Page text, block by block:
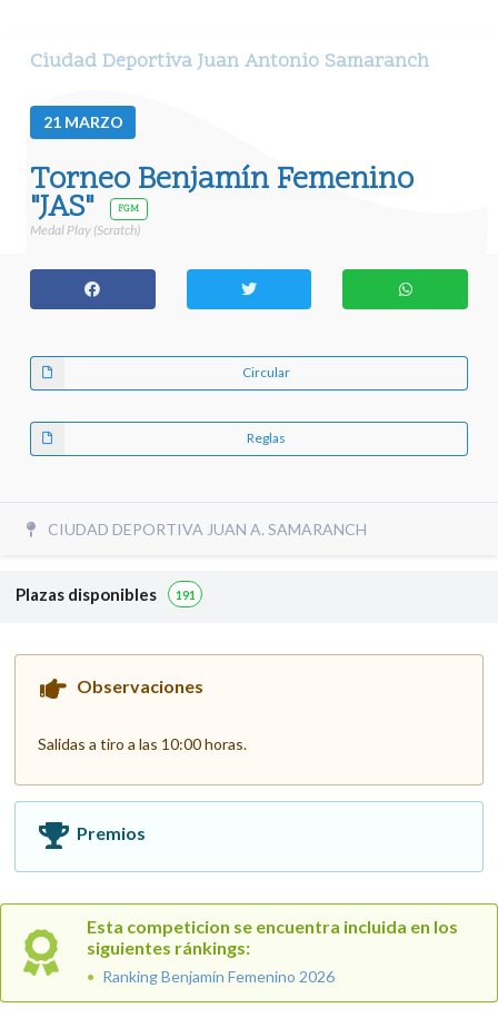
Ciudad Deportiva Juan Antonio Samaranch
21 MARZO
Torneo Benjamín Femenino
"JAS" FGM
Medal Play (Scratch)
Circular
Reglas
CIUDAD DEPORTIVA JUAN A. SAMARANCH
Plazas disponibles 191
Observaciones
Salidas a tiro a las 10:00 horas.
Premios
Esta competicion se encuentra incluida en los
siguientes ránkings:
Ranking Benjamín Femenino 2026